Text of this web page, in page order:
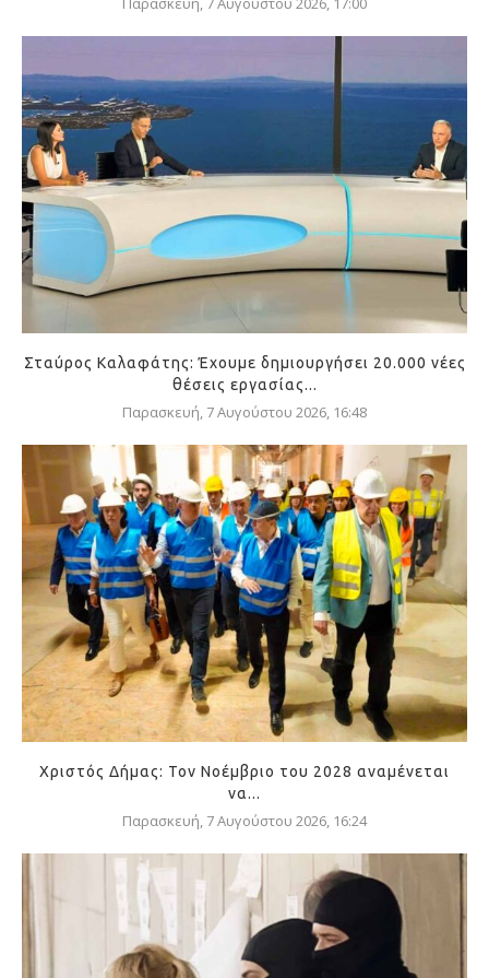
Σταύρος Καλαφάτης: Έχουμε δημιουργήσει 20.000 νέες
θέσεις εργασίας...
Παρασκευή, 7 Αυγούστου 2026, 16:48
Χριστός Δήμας: Τον Νοέμβριο του 2028 αναμένεται
να...
Παρασκευή, 7 Αυγούστου 2026, 16:24